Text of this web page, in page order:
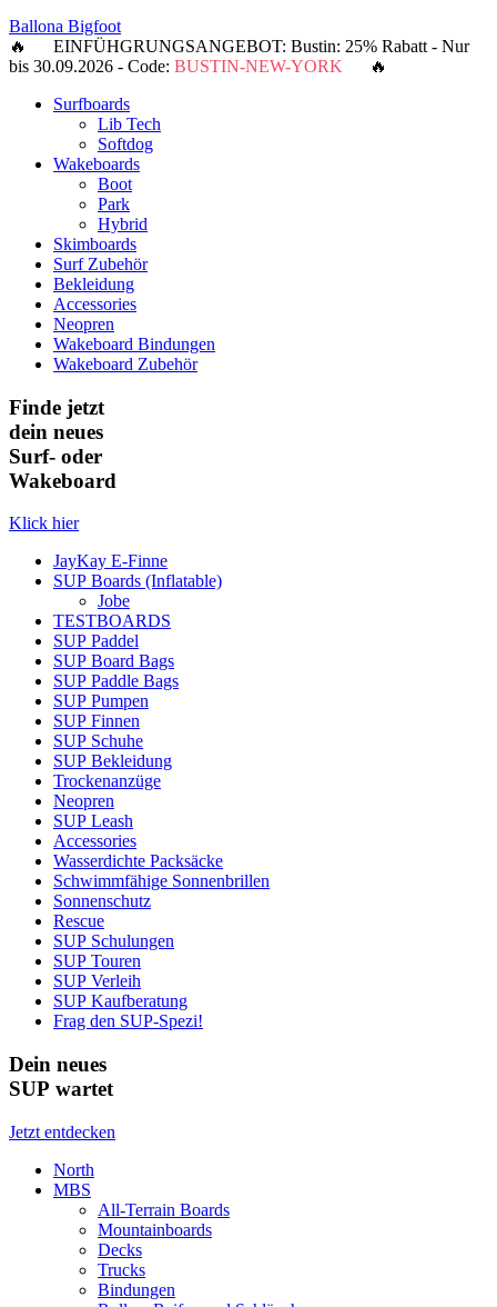
Ballona Bigfoot
🔥 EINFÜHGRUNGSANGEBOT: Bustin: 25% Rabatt - Nur
bis 30.09.2026 - Code: BUSTIN-NEW-YORK 🔥
Surfboards
Lib Tech
Softdog
Wakeboards
Boot
Park
Hybrid
Skimboards
Surf Zubehör
Bekleidung
Accessories
Neopren
Wakeboard Bindungen
Wakeboard Zubehör
Finde jetzt
dein neues
Surf- oder
Wakeboard
Klick hier
JayKay E-Finne
SUP Boards (Inflatable)
Jobe
TESTBOARDS
SUP Paddel
SUP Board Bags
SUP Paddle Bags
SUP Pumpen
SUP Finnen
SUP Schuhe
SUP Bekleidung
Trockenanzüge
Neopren
SUP Leash
Accessories
Wasserdichte Packsäcke
Schwimmfähige Sonnenbrillen
Sonnenschutz
Rescue
SUP Schulungen
SUP Touren
SUP Verleih
SUP Kaufberatung
Frag den SUP-Spezi!
Dein neues
SUP wartet
Jetzt entdecken
North
MBS
All-Terrain Boards
Mountainboards
Decks
Trucks
Bindungen